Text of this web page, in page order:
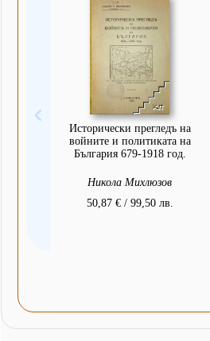
Исторически прегледъ на
войните и политиката на
България 679-1918 год.
Никола Михлюзов
50,87 € / 99,50 лв.